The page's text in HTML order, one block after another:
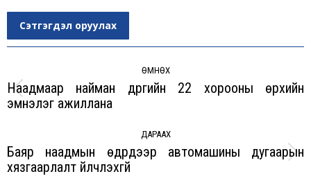
Сэтгэгдэл оруулах
ӨМНӨХ
Previous
Наадмаар найман дүүргийн 22 хорооны өрхийн
эмнэлэг ажиллана
ДАРААХ
Next
Баяр наадмын өдрүүдээр автомашины дугаарын
хязгаарлалт үйлчлэхгүй